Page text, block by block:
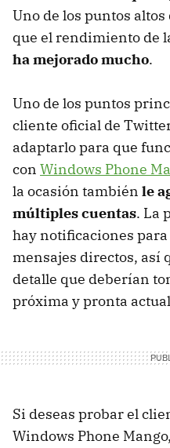
Uno de los puntos
que el rendimiento de
ha mejorado mucho.
Uno de los puntos
cliente oficial de
adaptarlo para que
con Windows Phone
la ocasión también le
múltiples cuentas. La
hay notificaciones
mensajes directos, así
detalle que deberían
próxima y pronta
Si deseas probar el
Windows Phone